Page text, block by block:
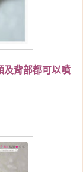
及背部都可以噴